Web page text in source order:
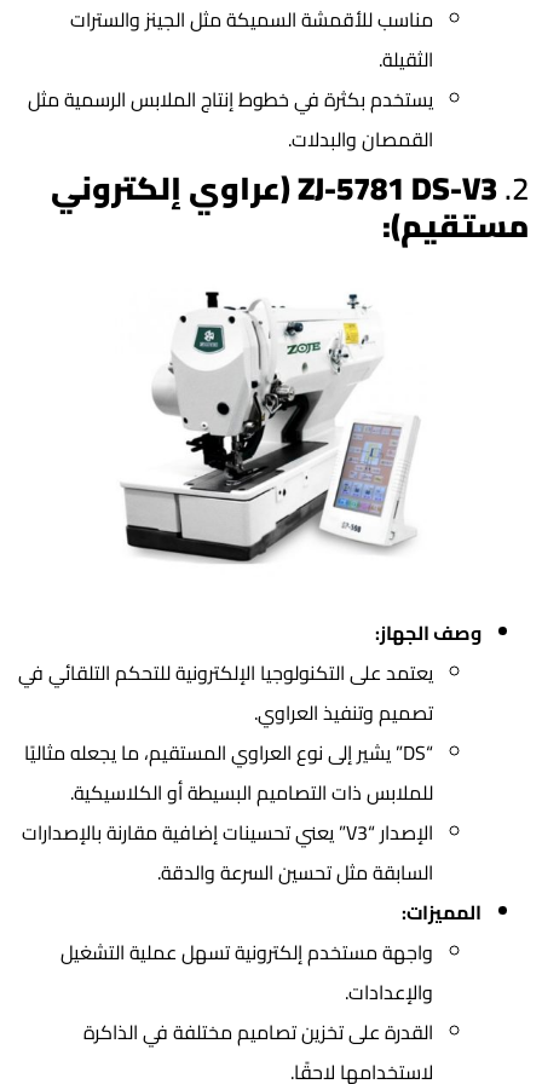
مناسب للأقمشة السميكة مثل الجينز والسترات
الثقيلة.
يستخدم بكثرة في خطوط إنتاج الملابس الرسمية مثل
القمصان والبدلات.
2. ZJ-5781 DS-V3 (عراوي إلكتروني
مستقيم):
وصف الجهاز:
يعتمد على التكنولوجيا الإلكترونية للتحكم التلقائي في
تصميم وتنفيذ العراوي.
“DS” يشير إلى نوع العراوي المستقيم، ما يجعله مثاليًا
للملابس ذات التصاميم البسيطة أو الكلاسيكية.
الإصدار “V3” يعني تحسينات إضافية مقارنة بالإصدارات
السابقة مثل تحسين السرعة والدقة.
المميزات:
واجهة مستخدم إلكترونية تسهل عملية التشغيل
والإعدادات.
القدرة على تخزين تصاميم مختلفة في الذاكرة
لاستخدامها لاحقًا.